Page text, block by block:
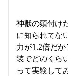
神獣の頭付け
に知られてな
力が1.2倍だ
装でどのくら
って実験して